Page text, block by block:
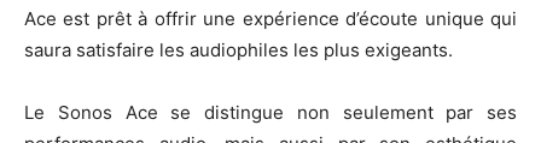
Ace est prêt à offrir une expérience d’écoute unique qui
saura satisfaire les audiophiles les plus exigeants.
Le Sonos Ace se distingue non seulement par ses